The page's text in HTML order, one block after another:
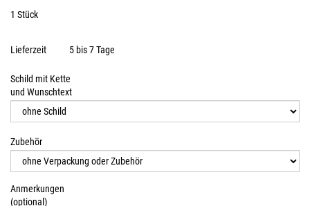
1 Stück
Lieferzeit 5 bis 7 Tage
Schild mit Kette
und Wunschtext
Zubehör
Anmerkungen
(optional)